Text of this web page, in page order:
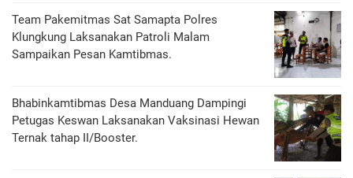
Team Pakemitmas Sat Samapta Polres
Klungkung Laksanakan Patroli Malam
Sampaikan Pesan Kamtibmas.
Bhabinkamtibmas Desa Manduang Dampingi
Petugas Keswan Laksanakan Vaksinasi Hewan
Ternak tahap II/Booster.